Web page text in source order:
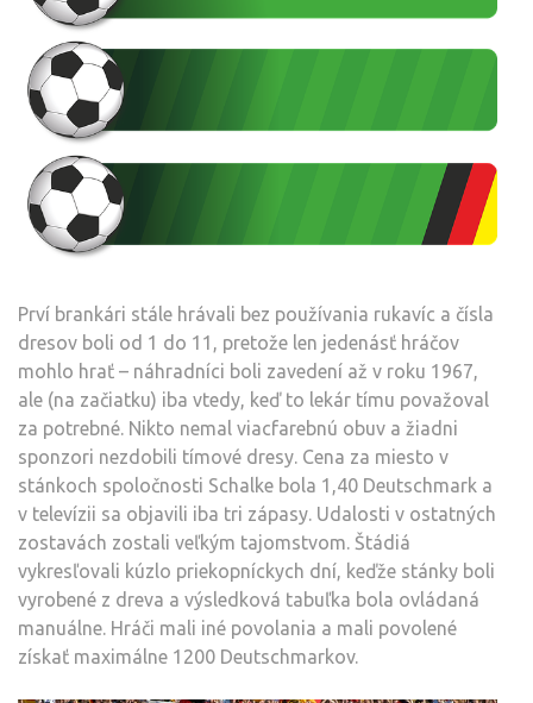
Prví brankári stále hrávali bez používania rukavíc a čísla
dresov boli od 1 do 11, pretože len jedenásť hráčov
mohlo hrať – náhradníci boli zavedení až v roku 1967,
ale (na začiatku) iba vtedy, keď to lekár tímu považoval
za potrebné. Nikto nemal viacfarebnú obuv a žiadni
sponzori nezdobili tímové dresy. Cena za miesto v
stánkoch spoločnosti Schalke bola 1,40 Deutschmark a
v televízii sa objavili iba tri zápasy. Udalosti v ostatných
zostavách zostali veľkým tajomstvom. Štádiá
vykresľovali kúzlo priekopníckych dní, keďže stánky boli
vyrobené z dreva a výsledková tabuľka bola ovládaná
manuálne. Hráči mali iné povolania a mali povolené
získať maximálne 1200 Deutschmarkov.